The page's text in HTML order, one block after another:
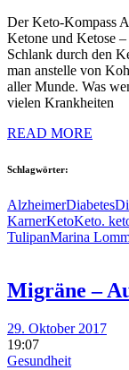
Der Keto-Kompass
Ketone und Ketose
Schlank durch den
man anstelle von
aller Munde. Was
vielen Krankheiten
READ MORE
Schlagwörter:
AlzheimerDiabetes
KarnerKetoKeto.
TulipanMarina
Migräne –
29. Oktober 2017
19:07
Gesundheit